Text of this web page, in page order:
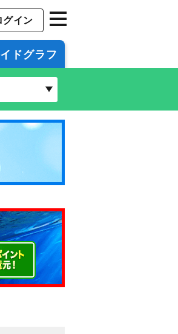
グイン
ドグラフ